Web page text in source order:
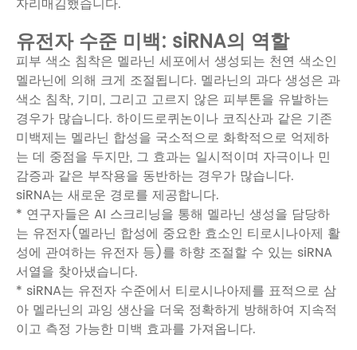
유전자 수준 미백: siRNA의 역할
피부 색소 침착은 멜라닌 세포에서 생성되는 천연 색소인
멜라닌에 의해 크게 조절됩니다. 멜라닌의 과다 생성은 과
색소 침착, 기미, 그리고 고르지 않은 피부톤을 유발하는
경우가 많습니다. 하이드로퀴논이나 코직산과 같은 기존
미백제는 멜라닌 합성을 국소적으로 화학적으로 억제하
는 데 중점을 두지만, 그 효과는 일시적이며 자극이나 민
감증과 같은 부작용을 동반하는 경우가 많습니다.
siRNA는 새로운 경로를 제공합니다.
* 연구자들은 AI 스크리닝을 통해 멜라닌 생성을 담당하
는 유전자(멜라닌 합성에 중요한 효소인 티로시나아제 활
성에 관여하는 유전자 등)를 하향 조절할 수 있는 siRNA
서열을 찾아냈습니다.
* siRNA는 유전자 수준에서 티로시나아제를 표적으로 삼
아 멜라닌의 과잉 생산을 더욱 정확하게 방해하여 지속적
이고 측정 가능한 미백 효과를 가져옵니다.